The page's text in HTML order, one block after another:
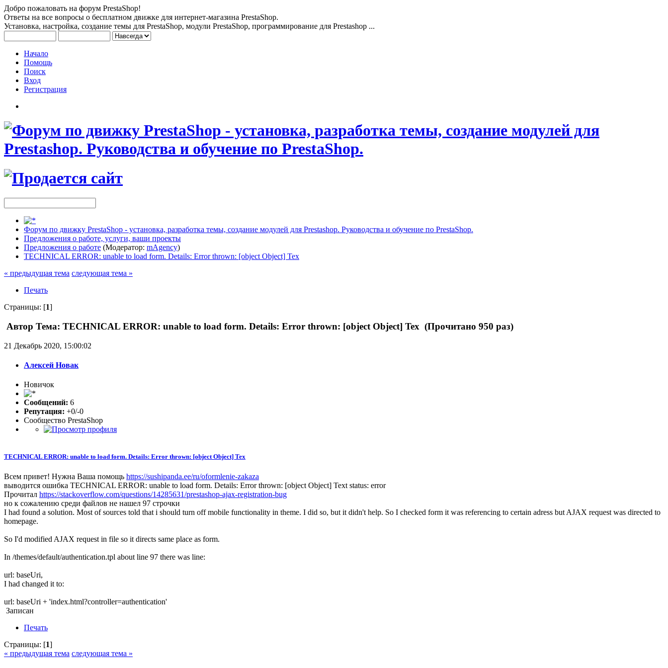
Добро пожаловать на форум PrestaShop!
Ответы на все вопросы о бесплатном движке для интернет-магазина PrestaShop.
Установка, настройка, создание темы для PrestaShop, модули PrestaShop, программирование для Prestashop ...
Начало
Помощь
Поиск
Вход
Регистрация
Форум по движку PrestaShop - установка, разработка темы, создание модулей для Prestashop. Руководства и обучение по PrestaShop.
Предложения о работе, услуги, ваши проекты
Предложения о работе (Модератор: mAgency)
TECHNICAL ERROR: unable to load form. Details: Error thrown: [object Object] Tex
« предыдущая тема следующая тема »
Печать
Страницы: [1]
Автор Тема: TECHNICAL ERROR: unable to load form. Details: Error thrown: [object Object] Tex (Прочитано 950 раз)
21 Декабрь 2020, 15:00:02
Алексей Новак
Новичок
Сообщений: 6
Репутация: +0/-0
Сообщество PrestaShop
TECHNICAL ERROR: unable to load form. Details: Error thrown: [object Object] Tex
Всем привет! Нужна Ваша помощь https://sushipanda.ee/ru/oformlenie-zakaza
выводится ошибка TECHNICAL ERROR: unable to load form. Details: Error thrown: [object Object] Text status: error
Прочитал https://stackoverflow.com/questions/14285631/prestashop-ajax-registration-bug
но к сожалению среди файлов не нашел 97 строчки
I had found a solution. Most of sources told that i should turn off mobile functionality in theme. I did so, but it didn't help. So I checked form it was referencing to certain adress but AJAX request was directed to
homepage.
So I'd modified AJAX request in file so it directs same place as form.
In /themes/default/authentication.tpl about line 97 there was line:
url: baseUri,
I had changed it to:
url: baseUri + 'index.html?controller=authentication'
Записан
Печать
Страницы: [1]
« предыдущая тема следующая тема »